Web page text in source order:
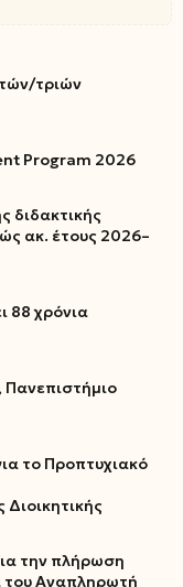
τριών
Program 2026
διδακτικής
ακ. έτους 2026–
88 χρόνια
το Προπτυχιακό
την πλήρωση
του Αναπληρωτή